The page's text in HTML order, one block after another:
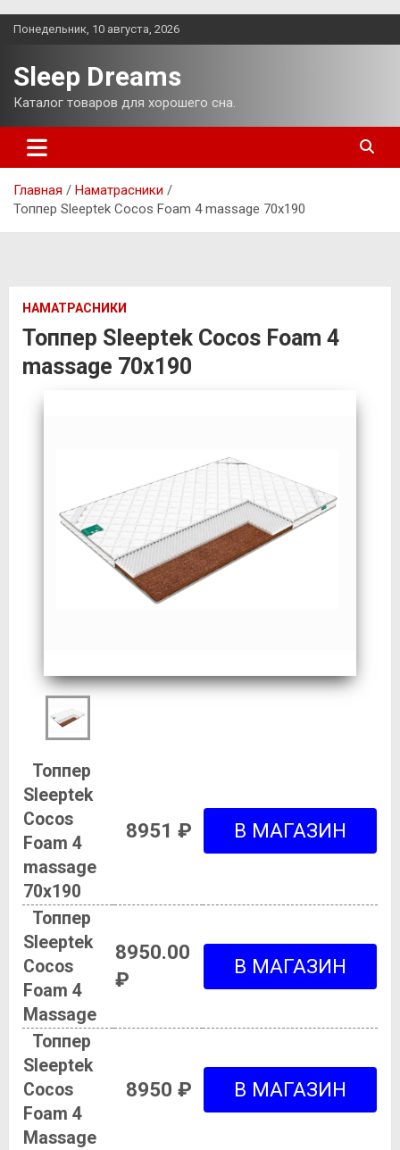
Перейти
Понедельник, 10 августа, 2026
Sleep Dreams
Каталог товаров для хорошего сна.
Главная
Наматрасники
Топпер Sleeptek Cocos Foam 4 massage 70х190
НАМАТРАСНИКИ
Топпер Sleeptek Cocos Foam 4
massage 70х190
Топпер
Sleeptek
Cocos
Foam 4
massage
70х190
8951 ₽
Топпер
Sleeptek
Cocos
Foam 4
Massage
8950.00
₽
Топпер
Sleeptek
Cocos
Foam 4
Massage
8950 ₽